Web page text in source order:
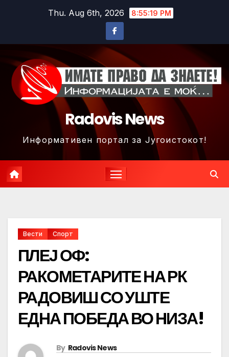
Thu. Aug 6th, 2026 8:55:22 PM
Radovis News
Информативен портал за Југоистокот!
Вести Спорт
ПЛЕЈ ОФ:
РАКОМЕТАРИТЕ НА РК
РАДОВИШ СО УШТЕ
ЕДНА ПОБЕДА ВО НИЗА!
By Radovis News